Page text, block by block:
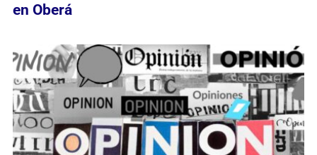
en Oberá